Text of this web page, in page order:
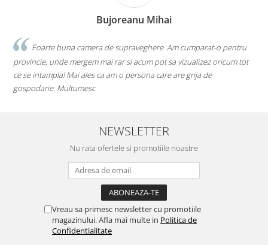
Bujoreanu Mihai
Foarte buna camera de supraveghere. Am cumparat-o pentru
provincie, unde mergem mai rar si acum pot sa vizualizez oricum tot
ce se intampla! Mai ales ca am o persona care are grija de
gospodarie. Multumesc
NEWSLETTER
Nu rata ofertele si promotiile noastre
Vreau sa primesc newsletter cu promotiile
magazinului. Afla mai multe in Politica de
Confidentialitate